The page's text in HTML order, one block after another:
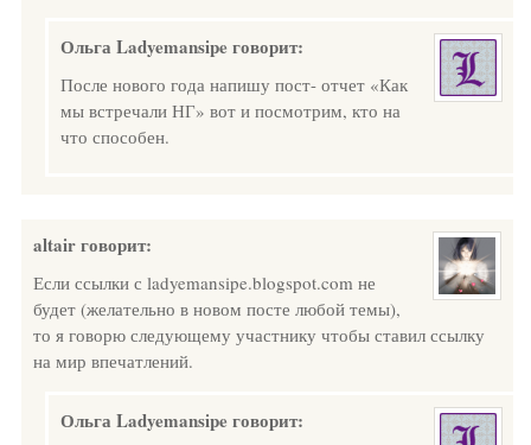
Ольга Ladyemansipe говорит:
После нового года напишу пост- отчет «Как
мы встречали НГ» вот и посмотрим, кто на
что способен.
altairговорит:
Если ссылки с ladyemansipe.blogspot.com не
будет (желательно в новом посте любой темы),
то я говорю следующему участнику чтобы ставил ссылку
на мир впечатлений.
Ольга Ladyemansipe говорит: